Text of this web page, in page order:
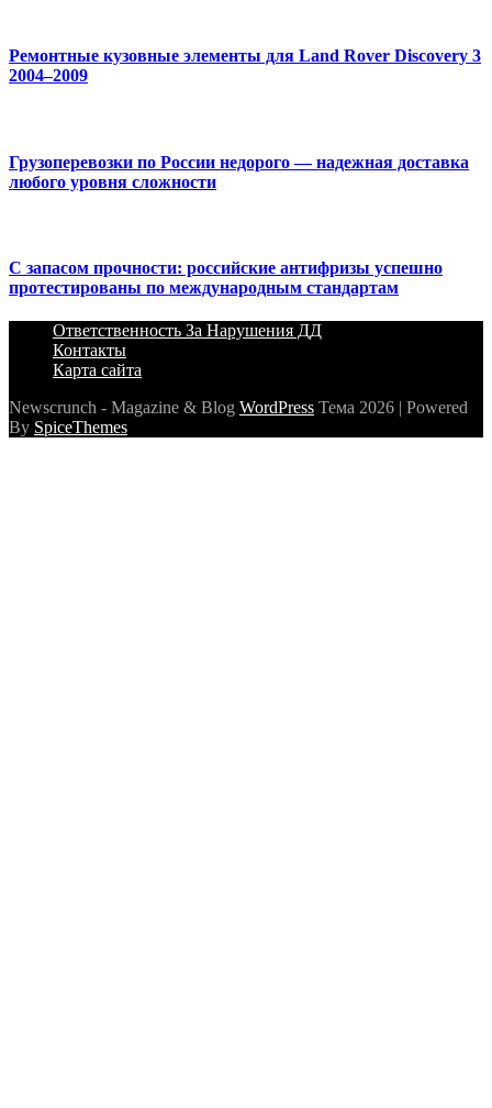
Ремонтные кузовные элементы для Land Rover Discovery 3
2004–2009
Грузоперевозки по России недорого — надежная доставка
любого уровня сложности
С запасом прочности: российские антифризы успешно
протестированы по международным стандартам
Ответственность За Нарушения ДД
Контакты
Карта сайта
Newscrunch - Magazine & Blog WordPress Тема 2026 | Powered
By SpiceThemes